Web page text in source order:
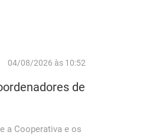
04/08/2026 às 10:52
de
a Cooperativa e os